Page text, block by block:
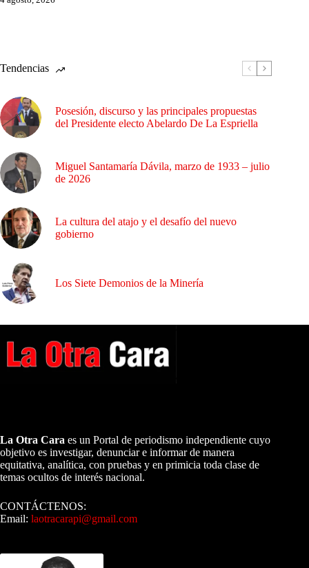
Tendencias
Posesión, discurso y las principales propuestas
del Presidente electo Abelardo De La Espriella
Miguel Santamaría Dávila, marzo de 1933 – julio
de 2026
La cultura del atajo y el desafío del nuevo
gobierno
Los Siete Demonios de la Minería
La Otra Cara es un Portal de periodismo independiente cuyo
objetivo es investigar, denunciar e informar de manera
equitativa, analítica, con pruebas y en primicia toda clase de
temas ocultos de interés nacional.
CONTÁCTENOS:
Email: laotracarapi@gmail.com